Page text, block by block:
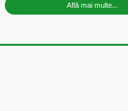
Află mai multe...